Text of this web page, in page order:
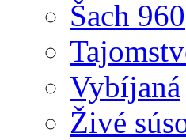
Šach 960
Vybíjaná
Živé